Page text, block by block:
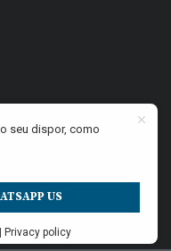
seu dispor, como
US
Privacy policy